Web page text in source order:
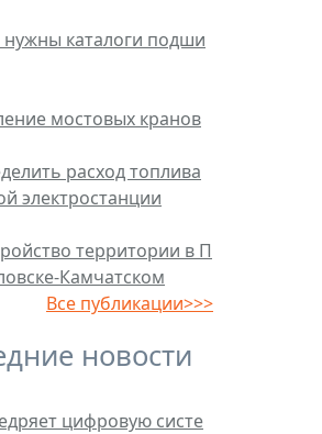
нужны каталоги подши
мостовых кранов
расход топлива
электростанции
территории в П
Камчатском
Все публикации>>>
новости
цифровую систе